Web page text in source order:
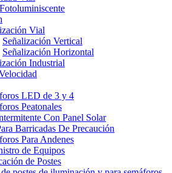
Vial
Señalización Vertical
Señalización Horizontal
Industrial
LED de 3 y 4
Peatonales
Con Panel Solar
Barricadas De Precaución
Para Andenes
de Equipos
de Postes